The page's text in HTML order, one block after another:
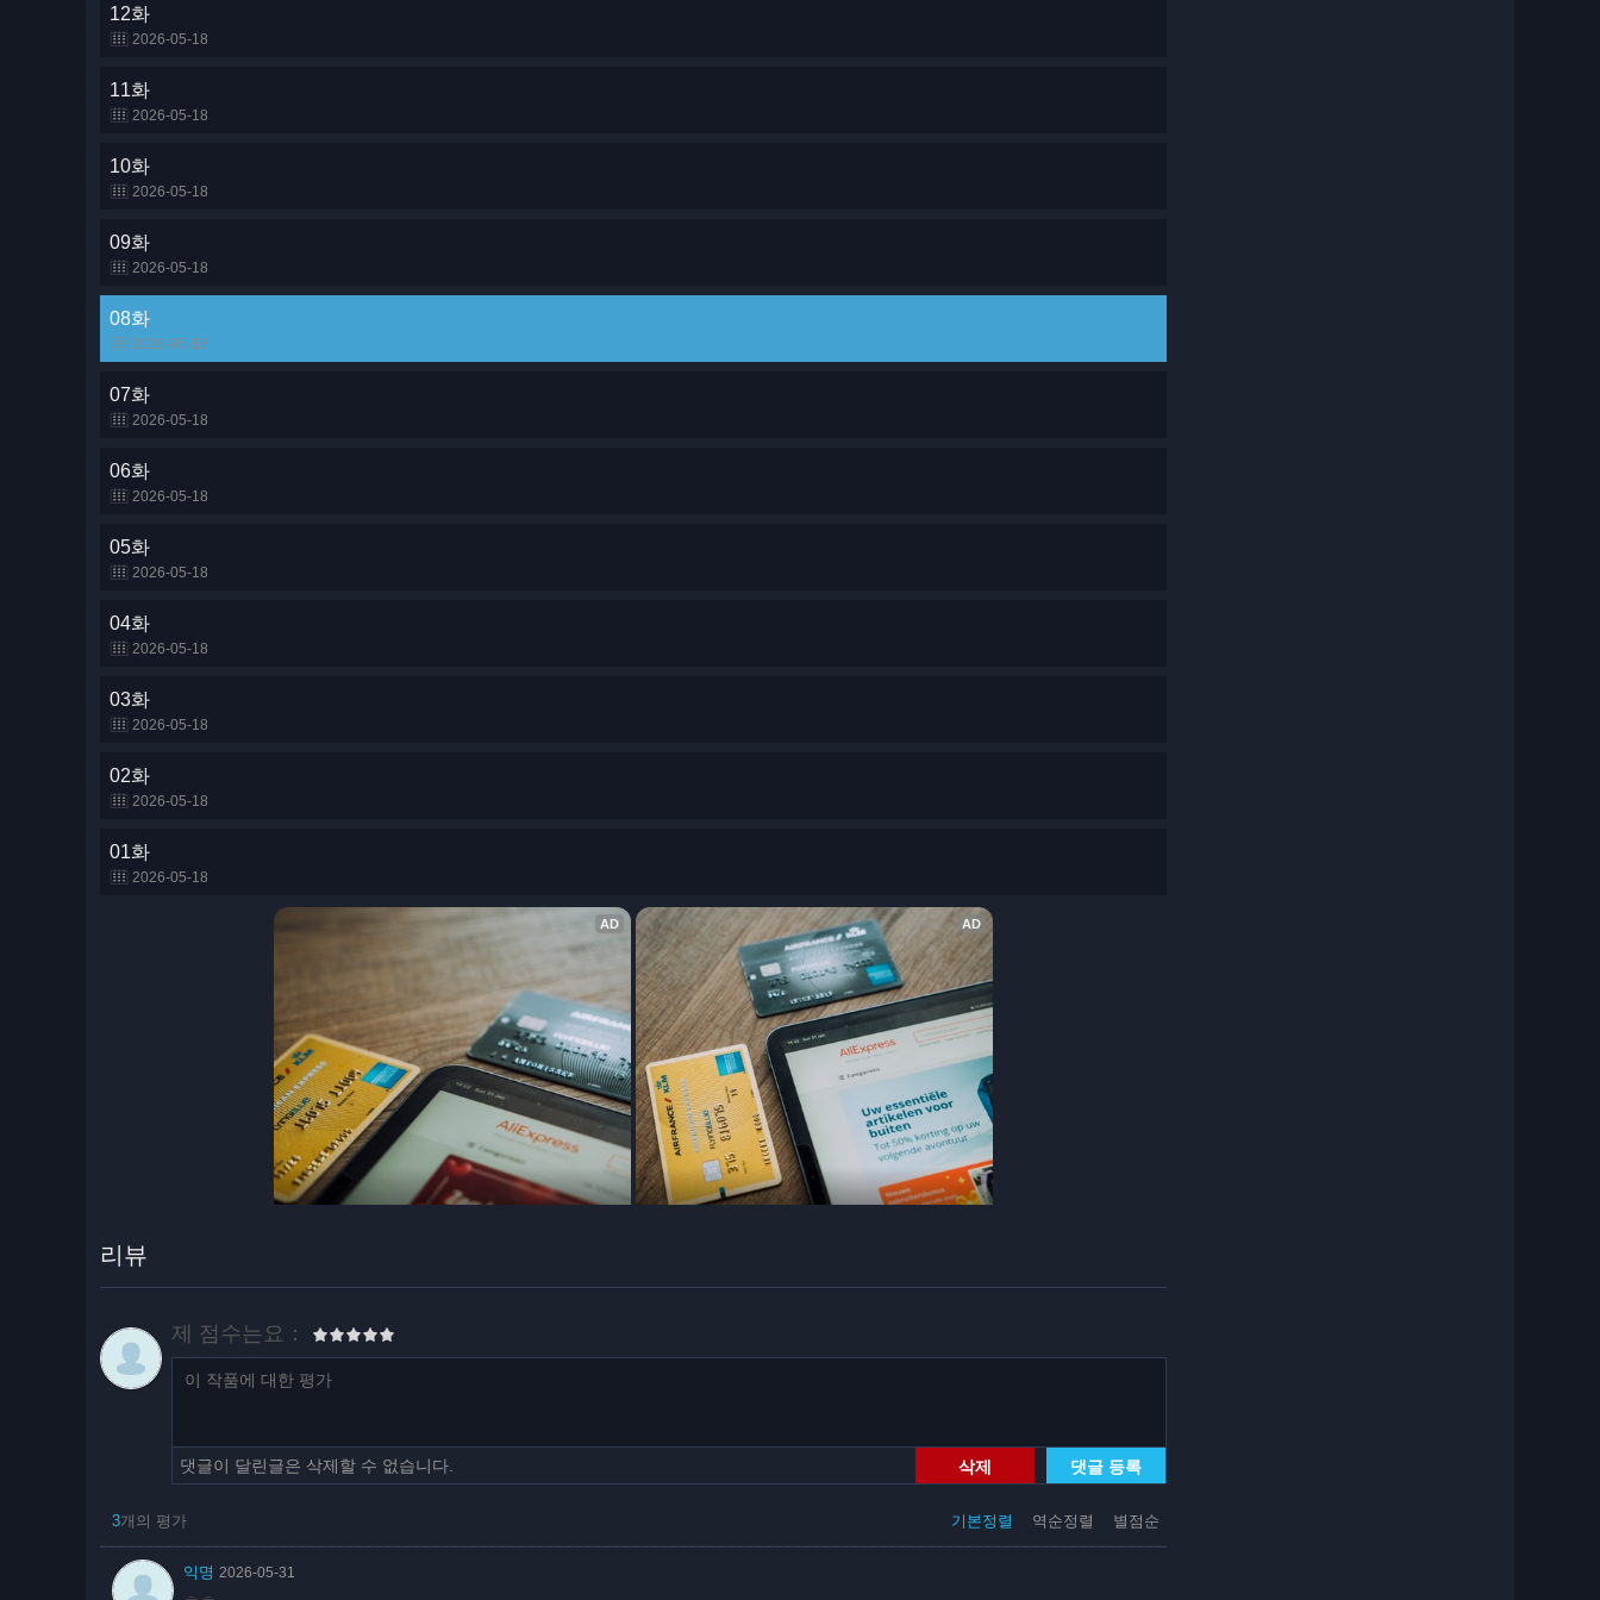
12화
2026-05-18
11화
2026-05-18
10화
2026-05-18
09화
2026-05-18
08화
2026-05-18
07화
2026-05-18
06화
2026-05-18
05화
2026-05-18
04화
2026-05-18
03화
2026-05-18
02화
2026-05-18
01화
2026-05-18
리뷰
제 점수는요：
삭제 댓글 등록
댓글이 달린글은 삭제할 수 없습니다.
기본정렬 역순정렬 별점순
3개의 평가
익명 2026-05-31